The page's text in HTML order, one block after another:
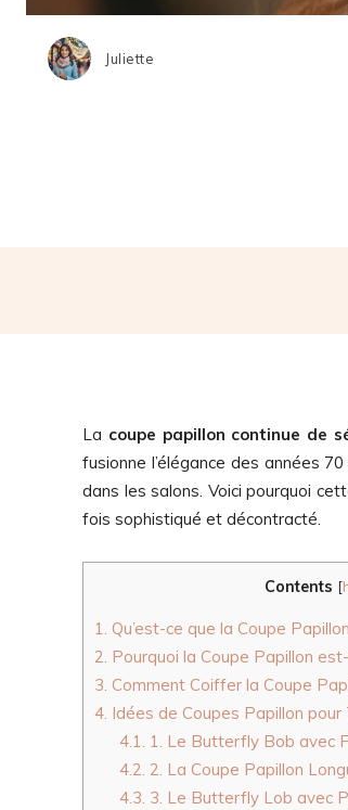
Juliette
La coupe papillon continue de
fusionne l’élégance des années
dans les salons. Voici pourquoi
fois sophistiqué et décontracté.
Contents [
1. Qu’est-ce que la Coupe
2. Pourquoi la Coupe Papillon
3. Comment Coiffer la Coupe
4. Idées de Coupes Papillon
4.1. 1. Le Butterfly Bob avec
4.2. 2. La Coupe Papillon
4.3. 3. Le Butterfly Lob avec